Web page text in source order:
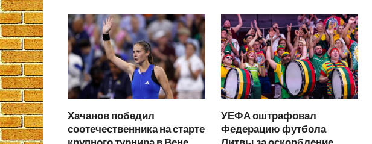
Хачанов победил
соотечественника на старте
УЕФА оштрафовал
Федерацию футбола